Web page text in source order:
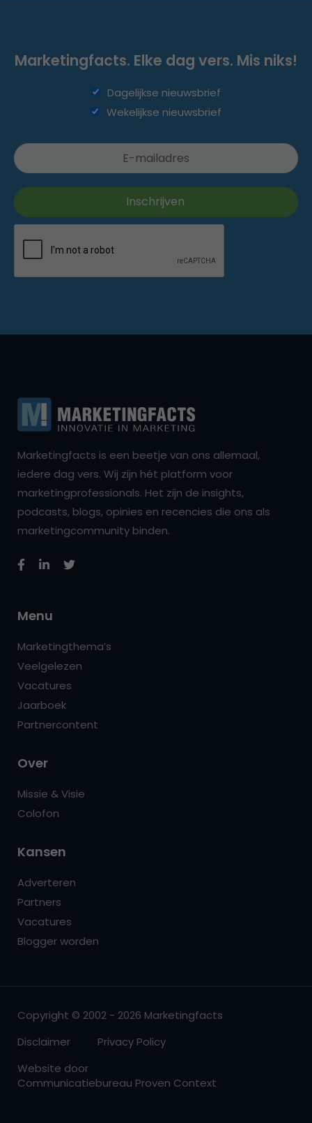
Marketingfacts. Elke dag vers. Mis niks!
Dagelijkse nieuwsbrief
Wekelijkse nieuwsbrief
Marketingfacts is een beetje van ons allemaal,
iedere dag vers. Wij zijn hét platform voor
marketingprofessionals. Het zijn de insights,
podcasts, blogs, opinies en recencies die ons als
marketingcommunity binden.
Menu
Marketingthema’s
Veelgelezen
Vacatures
Jaarboek
Partnercontent
Over
Missie & Visie
Colofon
Kansen
Adverteren
Partners
Vacatures
Blogger worden
Copyright © 2002 - 2026 Marketingfacts
Disclaimer
Privacy Policy
Website door
Communicatiebureau Proven Context